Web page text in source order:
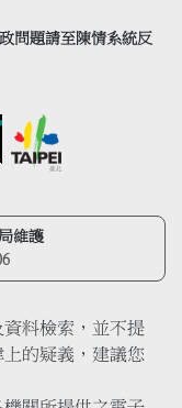
問題請至陳情系統反
維護
料檢索，並不提
的疑義，建議您